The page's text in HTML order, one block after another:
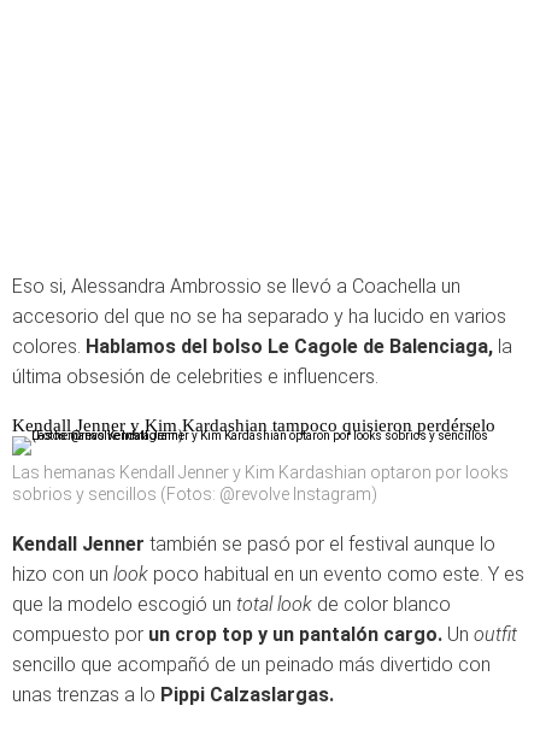
Eso si, Alessandra Ambrossio se llevó a Coachella un
accesorio del que no se ha separado y ha lucido en varios
colores. Hablamos del bolso Le Cagole de Balenciaga, la
última obsesión de celebrities e influencers.
Kendall Jenner y Kim Kardashian tampoco quisieron perdérselo
Las hemanas Kendall Jenner y Kim Kardashian optaron por looks
sobrios y sencillos (Fotos: @revolve Instagram)
Kendall Jenner también se pasó por el festival aunque lo
hizo con un look poco habitual en un evento como este. Y es
que la modelo escogió un total look de color blanco
compuesto por un crop top y un pantalón cargo. Un outfit
sencillo que acompañó de un peinado más divertido con
unas trenzas a lo Pippi Calzaslargas.